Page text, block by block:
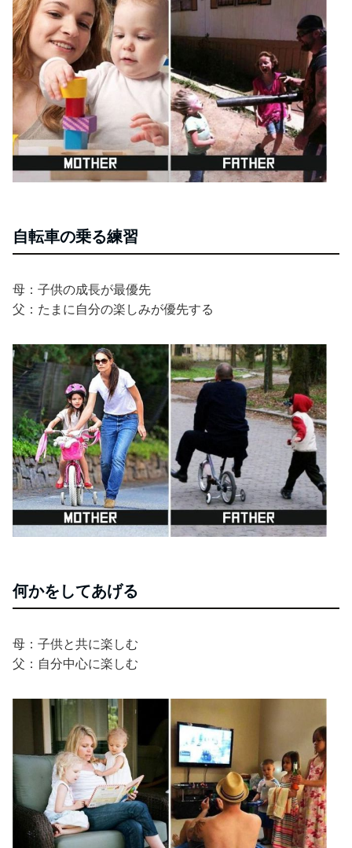
自転車の乗る練習
母：子供の成長が最優先
父：たまに自分の楽しみが優先する
何かをしてあげる
母：子供と共に楽しむ
父：自分中心に楽しむ